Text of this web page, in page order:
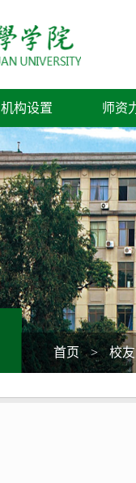
机构设置 师资
首页 > 校